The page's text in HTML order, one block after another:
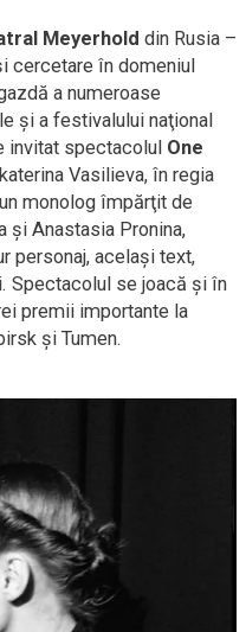
Meyerhold din Rusia –
cercetare în domeniul
a numeroase
şi a festivalului naţional
invitat spectacolul One
Vasilieva, în regia
monolog împărţit de
şi Anastasia Pronina,
personaj, acelaşi text,
Spectacolul se joacă şi în
premii importante la
şi Tumen.